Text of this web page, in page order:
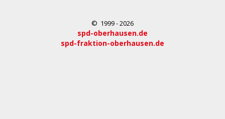
© 1999 - 2026
spd-oberhausen.de
spd-fraktion-oberhausen.de